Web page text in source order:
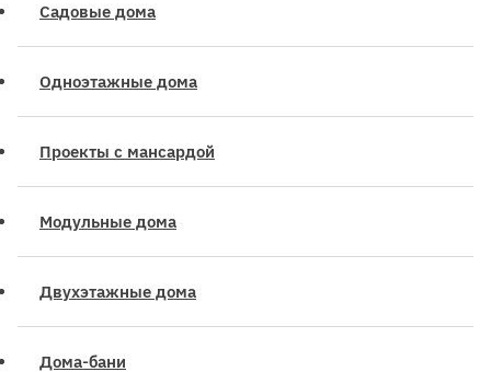
Садовые дома
Одноэтажные дома
Проекты с мансардой
Модульные дома
Двухэтажные дома
Дома-бани